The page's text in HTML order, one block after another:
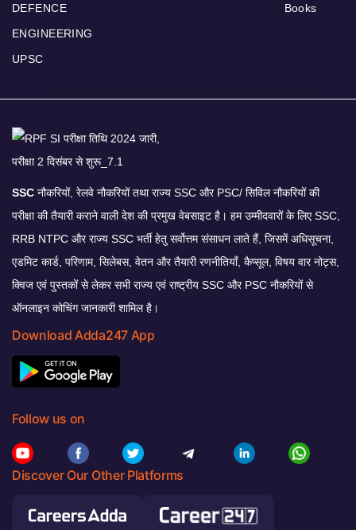
DEFENCE
ENGINEERING
UPSC
Books
SSC नौकरियों, रेलवे नौकरियों तथा राज्य SSC और PSC/ सिविल नौकरियों की
परीक्षा की तैयारी कराने वाली देश की प्रमुख वेबसाइट है। हम उम्मीदवारों के लिए SSC,
RRB NTPC और राज्य SSC भर्ती हेतु सर्वोत्तम संसाधन लाते हैं, जिसमें अधिसूचना,
एडमिट कार्ड, परिणाम, सिलेबस, वेतन और तैयारी रणनीतियाँ, कैप्सूल, विषय वार नोट्स,
क्विज एवं पुस्तकों से लेकर सभी राज्य एवं राष्ट्रीय SSC और PSC नौकरियों से
ऑनलाइन कोचिंग जानकारी शामिल है।
Download Adda247 App
Follow us on
Discover Our Other Platforms